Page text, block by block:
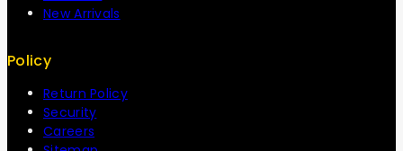
New Arrivals
Policy
Return Policy
Security
Careers